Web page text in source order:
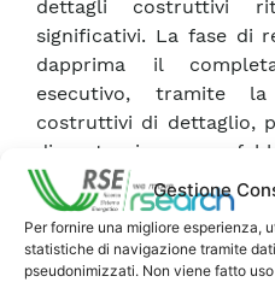
Gestione
Per fornire una migliore esperienza,
statistiche di navigazione tramite
pseudonimizzati. Non viene fatto
dettagli costruttivi
significativi. La fase di
dapprima il
esecutivo, tramite
costruttivi di dettaglio,
di costruzione e
infine procedere con
singoli componenti e
Parallelamente è
termo-fluidodinamico